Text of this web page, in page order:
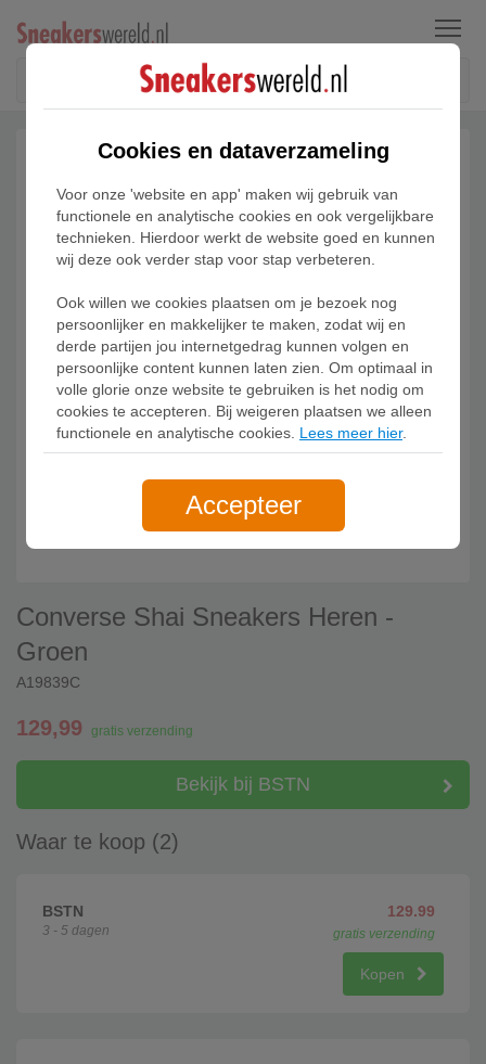
Menu
Converse Shai Sneakers Heren -
Groen
A19839C
129,99 gratis verzending
Bekijk bij BSTN
Waar te koop (2)
BSTN
3 - 5 dagen
129.99
gratis verzending
Kopen
Cookies en dataverzameling
Voor onze 'website en app' maken wij gebruik van
functionele en analytische cookies en ook vergelijkbare
technieken. Hierdoor werkt de website goed en kunnen
wij deze ook verder stap voor stap verbeteren.
Ook willen we cookies plaatsen om je bezoek nog
persoonlijker en makkelijker te maken, zodat wij en
derde partijen jou internetgedrag kunnen volgen en
persoonlijke content kunnen laten zien. Om optimaal in
volle glorie onze website te gebruiken is het nodig om
cookies te accepteren. Bij weigeren plaatsen we alleen
functionele en analytische cookies. Lees meer hier.
Accepteer